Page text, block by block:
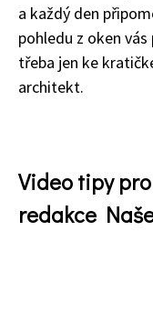
a každý den
pohledu z oken vás
třeba jen ke
architekt.
Video tipy
redakce